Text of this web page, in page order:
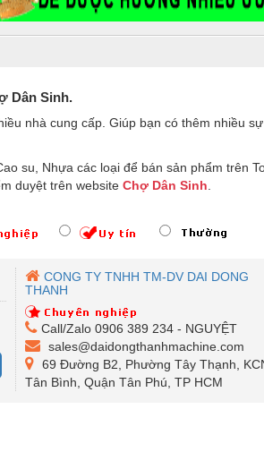
Dân Sinh.
nhà cung cấp. Giúp bạn có thêm nhiều
su, Nhựa các loại để bán sản phẩm trên
duyệt trên website Chợ Dân Sinh
CONG TY TNHH TM-DV DAI DONG
THANH
Call/Zalo 0906 389 234 - NGUYỆT
sales@daidongthanhmachine.com
69 Đường B2, Phường Tây Thạnh,
Tân Bình, Quận Tân Phú, TP HCM